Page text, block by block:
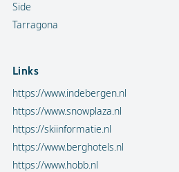
Side
Tarragona
Links
https://www.indebergen.nl
https://www.snowplaza.nl
https://skiinformatie.nl
https://www.berghotels.nl
https://www.hobb.nl